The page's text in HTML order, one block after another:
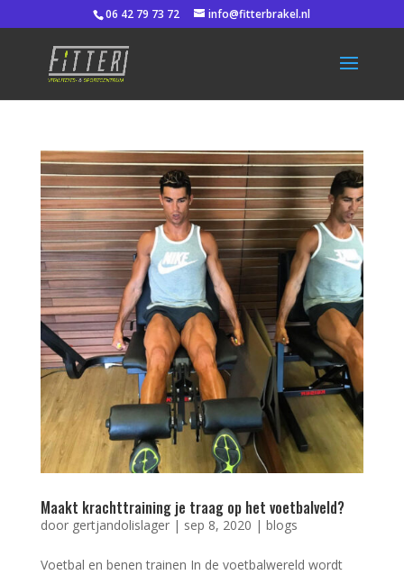
06 42 79 73 72 info@fitterbrakel.nl
Maakt krachttraining je traag op het voetbalveld?
door gertjandolislager| sep 8, 2020 | blogs
Voetbal en benen trainen In de voetbalwereld wordt